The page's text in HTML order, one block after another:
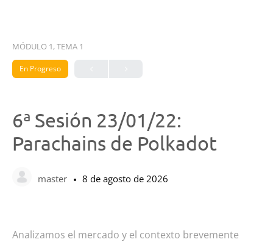
MÓDULO 1, TEMA 1
En Progreso
6ª Sesión 23/01/22:
Parachains de Polkadot
master 8 de agosto de 2026
Analizamos el mercado y el contexto brevemente